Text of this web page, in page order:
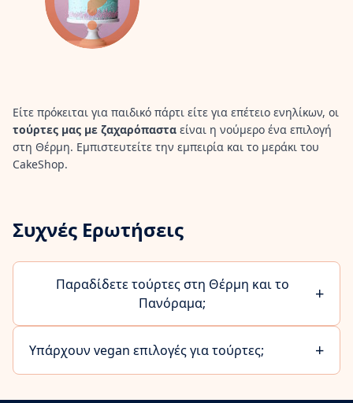
Είτε πρόκειται για παιδικό πάρτι είτε για επέτειο ενηλίκων, οι
τούρτες μας με ζαχαρόπαστα είναι η νούμερο ένα επιλογή
στη Θέρμη. Εμπιστευτείτε την εμπειρία και το μεράκι του
CakeShop.
Συχνές Ερωτήσεις
Παραδίδετε τούρτες στη Θέρμη και το
Πανόραμα;
+
Υπάρχουν vegan επιλογές για τούρτες; +